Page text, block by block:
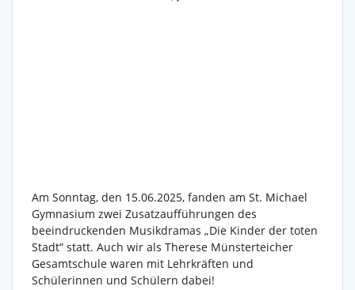
Am Sonntag, den 15.06.2025, fanden am St. Michael
Gymnasium zwei Zusatzaufführungen des
beeindruckenden Musikdramas „Die Kinder der toten
Stadt“ statt. Auch wir als Therese Münsterteicher
Gesamtschule waren mit Lehrkräften und
Schülerinnen und Schülern dabei!